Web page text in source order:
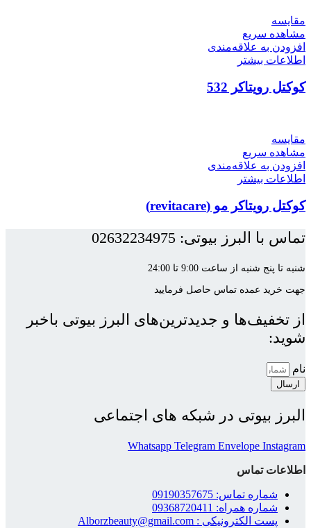
مقایسه
مشاهده سریع
افزودن به علاقه‌مندی
اطلاعات بیشتر
کوکتل رویتاکر 532
مقایسه
مشاهده سریع
افزودن به علاقه‌مندی
اطلاعات بیشتر
کوکتل رویتاکر مو (revitacare)
تماس با البرز بیوتی: 02632234975
شنبه تا پنج شنبه از ساعت 9:00 تا 24:00
جهت خرید عمده تماس حاصل فرمایید
از تخفیف‌ها و جدیدترین‌های البرز بیوتی باخبر
شوید:
نام
ارسال
البرز بیوتی در شبکه های اجتماعی
Whatsapp Telegram Envelope Instagram
اطلاعات تماس
شماره تماس: 09190357675
شماره همراه: 09368720411
پست الکترونیکی : Alborzbeauty@gmail.com